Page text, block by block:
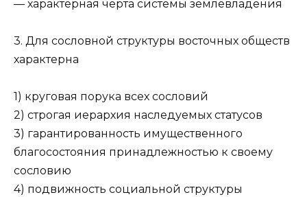
— характерная черта системы землевладения
3. Для сословной структуры восточных обществ
характерна
1) круговая порука всех сословий
2) строгая иерархия наследуемых статусов
3) гарантированность имущественного
благосостояния принадлежностью к своему
сословию
4) подвижность социальной структуры